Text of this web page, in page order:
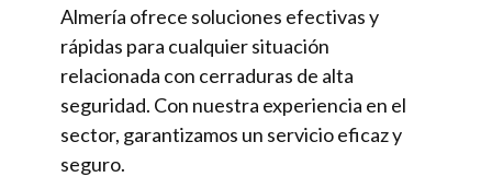
Almería ofrece soluciones efectivas y
rápidas para cualquier situación
relacionada con cerraduras de alta
seguridad. Con nuestra experiencia en el
sector, garantizamos un servicio eficaz y
seguro.